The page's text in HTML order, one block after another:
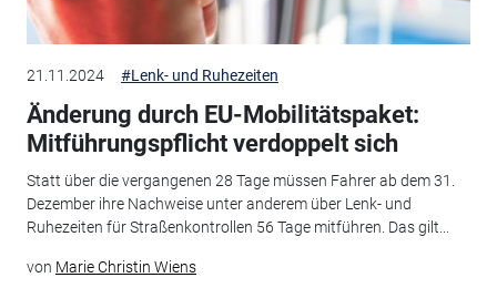
21.11.2024 #Lenk- und Ruhezeiten
Änderung durch EU-Mobilitätspaket:
Mitführungspflicht verdoppelt sich
Statt über die vergangenen 28 Tage müssen Fahrer ab dem 31.
Dezember ihre Nachweise unter anderem über Lenk- und
Ruhezeiten für Straßenkontrollen 56 Tage mitführen. Das gilt...
von Marie Christin Wiens